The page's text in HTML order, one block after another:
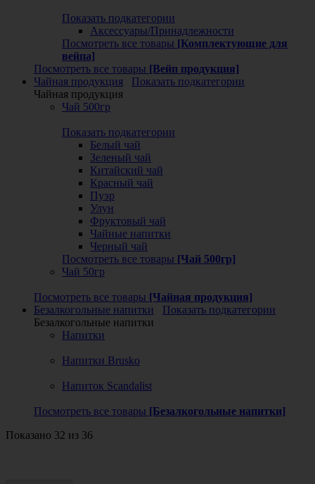
Показать подкатегории
Аксессуары/Принадлежности
Посмотреть все товары [Комплектующие для
вейпа]
Посмотреть все товары [Вейп продукция]
Чайная продукция
Показать подкатегории
Чайная продукция
Чай 500гр
Показать подкатегории
Белый чай
Зеленый чай
Китайский чай
Красный чай
Пуэр
Улун
Фруктовый чай
Чайные напитки
Черный чай
Посмотреть все товары [Чай 500гр]
Чай 50гр
Посмотреть все товары [Чайная продукция]
Безалкогольные напитки
Показать подкатегории
Безалкогольные напитки
Напитки
Напитки Brusko
Напиток Scandalist
Посмотреть все товары [Безалкогольные напитки]
Показано 32 из 36